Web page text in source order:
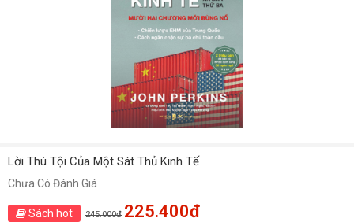
Lời Thú Tội Của Một Sát Thủ Kinh Tế
Chưa Có Đánh Giá
Sách hot 245.000đ 225.400đ